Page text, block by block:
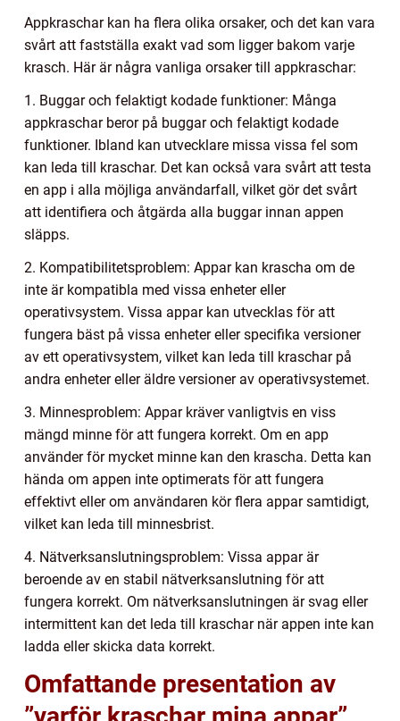
Appkraschar kan ha flera olika orsaker, och det kan vara
svårt att fastställa exakt vad som ligger bakom varje
krasch. Här är några vanliga orsaker till appkraschar:
1. Buggar och felaktigt kodade funktioner: Många
appkraschar beror på buggar och felaktigt kodade
funktioner. Ibland kan utvecklare missa vissa fel som
kan leda till kraschar. Det kan också vara svårt att testa
en app i alla möjliga användarfall, vilket gör det svårt
att identifiera och åtgärda alla buggar innan appen
släpps.
2. Kompatibilitetsproblem: Appar kan krascha om de
inte är kompatibla med vissa enheter eller
operativsystem. Vissa appar kan utvecklas för att
fungera bäst på vissa enheter eller specifika versioner
av ett operativsystem, vilket kan leda till kraschar på
andra enheter eller äldre versioner av operativsystemet.
3. Minnesproblem: Appar kräver vanligtvis en viss
mängd minne för att fungera korrekt. Om en app
använder för mycket minne kan den krascha. Detta kan
hända om appen inte optimerats för att fungera
effektivt eller om användaren kör flera appar samtidigt,
vilket kan leda till minnesbrist.
4. Nätverksanslutningsproblem: Vissa appar är
beroende av en stabil nätverksanslutning för att
fungera korrekt. Om nätverksanslutningen är svag eller
intermittent kan det leda till kraschar när appen inte kan
ladda eller skicka data korrekt.
Omfattande presentation av